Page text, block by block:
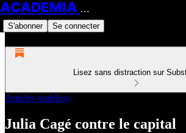
ACADEMIA HOMINES
S'abonner Se connecter
Lisez sans distraction sur
Articles (publics)
Julia Cagé contre le capital